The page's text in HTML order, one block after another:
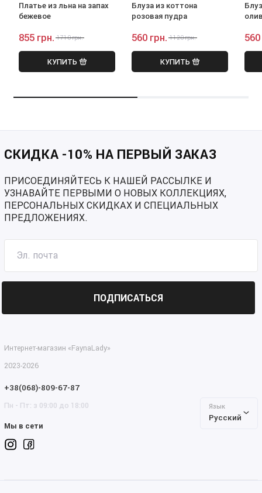
Платье из льна на запах
бежевое
855 грн. 1710 грн.
КУПИТЬ
Блуза из коттона
розовая пудра
560 грн. 1120 грн.
КУПИТЬ
СКИДКА -10% НА ПЕРВЫЙ ЗАКАЗ
ПРИСОЕДИНЯЙТЕСЬ К НАШЕЙ РАССЫЛКЕ И
УЗНАВАЙТЕ ПЕРВЫМИ О НОВЫХ КОЛЛЕКЦИЯХ,
ПЕРСОНАЛЬНЫХ СКИДКАХ И СПЕЦИАЛЬНЫХ
ПРЕДЛОЖЕНИЯХ.
ПОДПИСАТЬСЯ
Интернет-магазин «FaynaLady»
2023-2026
+38(068)-809-67-87
Пн - Пт: з 09:00 до 18:00
Мы в сети
Язык
Русский